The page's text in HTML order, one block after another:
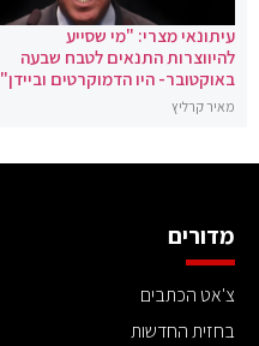
עיתונאי מצרי: "מי שסייע
להיווצרות התנאים לטבח שבעה
באוקטובר- היו הדמוקרטים וביידן"
מאיר קרליץ
מדורים
צ'אט הכתבים
בחזית החדשות